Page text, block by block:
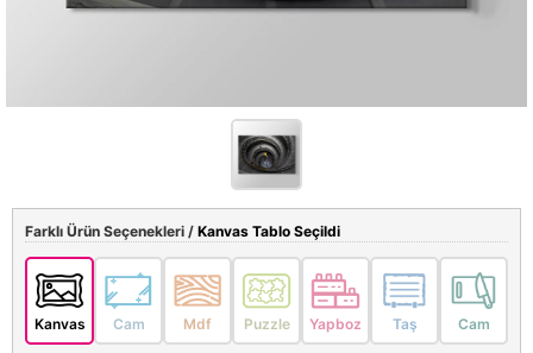
Farklı Ürün Seçenekleri / Kanvas Tablo Seçildi
Kanvas Cam Mdf Puzzle Yapboz Taş Cam